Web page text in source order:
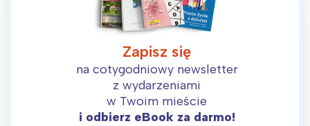
Zapisz się
na cotygodniowy newsletter
z wydarzeniami
w Twoim mieście
i odbierz eBook za darmo!